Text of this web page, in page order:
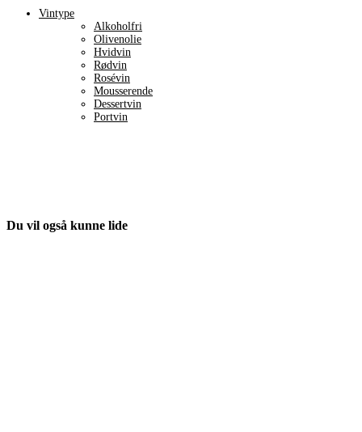
Vintype
Alkoholfri
Olivenolie
Hvidvin
Rødvin
Rosévin
Mousserende
Dessertvin
Portvin
Du vil også kunne lide